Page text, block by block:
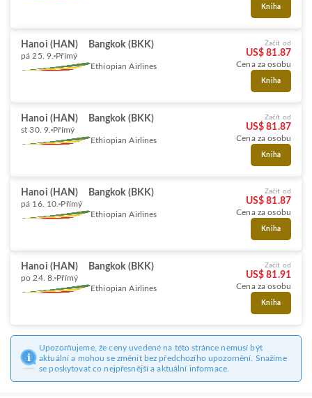
Kniha
Hanoi (HAN) Bangkok (BKK)
pá 25. 9. Přímý
Ethiopian Airlines
Začít od
US$ 81.87
Cena za osobu
Kniha
Hanoi (HAN) Bangkok (BKK)
st 30. 9. Přímý
Ethiopian Airlines
Začít od
US$ 81.87
Cena za osobu
Kniha
Hanoi (HAN) Bangkok (BKK)
pá 16. 10. Přímý
Ethiopian Airlines
Začít od
US$ 81.87
Cena za osobu
Kniha
Hanoi (HAN) Bangkok (BKK)
po 24. 8. Přímý
Ethiopian Airlines
Začít od
US$ 81.91
Cena za osobu
Kniha
Upozorňujeme, že ceny uvedené na této stránce nemusí být
aktuální a mohou se změnit bez předchozího upozornění. Snažíme
se poskytovat co nejpřesnější a aktuální informace.